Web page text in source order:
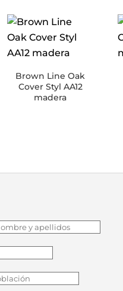
Brown Line Oak
Cover Styl AA12
madera